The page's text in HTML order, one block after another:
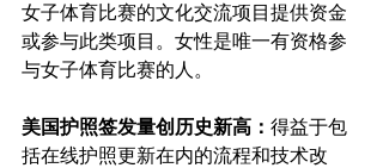
女子体育比赛的文化交流项目提供资金
或参与此类项目。女性是唯一有资格参
与女子体育比赛的人。
美国护照签发量创历史新高： 得益于包
括在线护照更新在内的流程和技术改